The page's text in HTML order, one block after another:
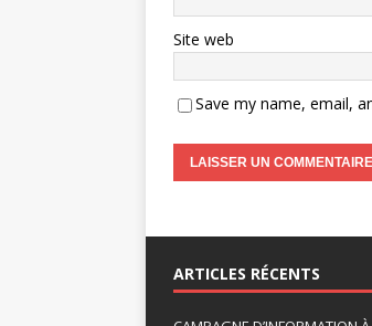
Site web
Save my name, email,
t
e
r
ARTICLES RÉCENTS